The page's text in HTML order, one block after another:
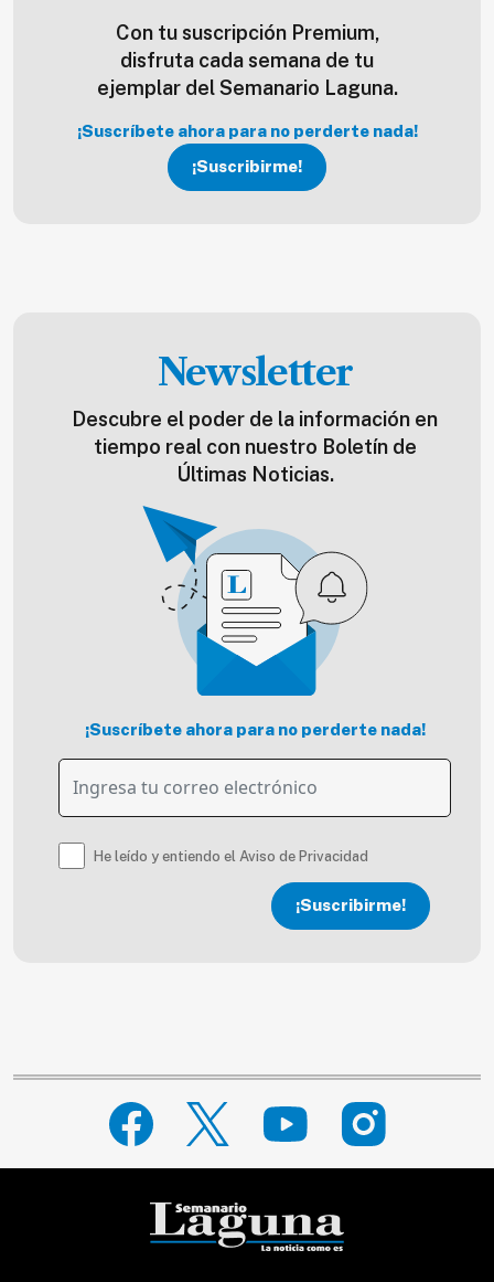
Con tu suscripción Premium,
disfruta cada semana de tu
ejemplar del Semanario Laguna.
¡Suscríbete ahora para no perderte nada!
¡Suscribirme!
Newsletter
Descubre el poder de la información en
tiempo real con nuestro Boletín de
Últimas Noticias.
¡Suscríbete ahora para no perderte nada!
He leído y entiendo el Aviso de Privacidad
¡Suscribirme!